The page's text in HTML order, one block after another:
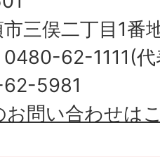
三俣二丁目1番
0480-62-1111(
5981
お問い合わせは